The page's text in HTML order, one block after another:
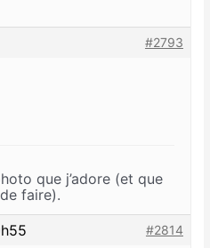
#2793
que j’adore (et que
faire).
#2814